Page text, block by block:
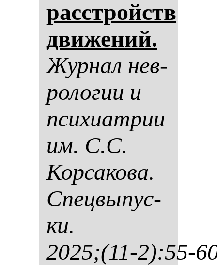
расстройств
дви­же­ний.
Жур­нал нев­
ро­ло­гии и
пси­хи­ат­рии
им. С.С.
Кор­са­ко­ва.
Спец­вы­пус­
ки.
2025;(11-2):55-